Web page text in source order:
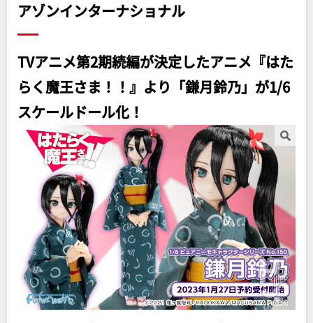
アゾンインターナショナル
TVアニメ第2期続編が決定したアニメ『はた
らく魔王さま！！』より「鎌月鈴乃」が1/6
スケールドール化！